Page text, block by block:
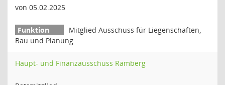
von 05.02.2025
Mitglied Ausschuss für Liegenschaften,
Bau und Planung
Haupt- und Finanzausschuss Ramberg